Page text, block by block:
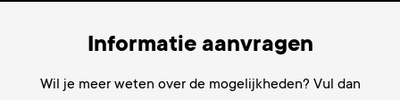
Informatie aanvragen
Wil je meer weten over de mogelijkheden? Vul dan